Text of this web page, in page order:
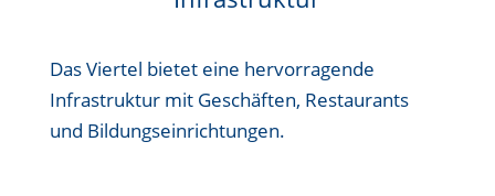
Das Viertel bietet eine hervorragende
Infrastruktur mit Geschäften, Restaurants
und Bildungseinrichtungen.